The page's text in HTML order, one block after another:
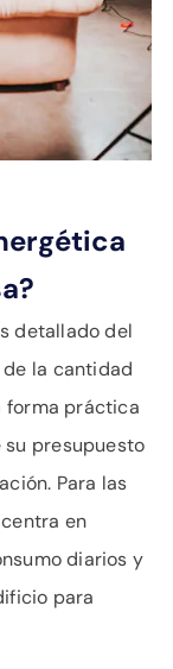
detallado del
la cantidad
forma práctica
presupuesto
Para las
en
diarios y
para